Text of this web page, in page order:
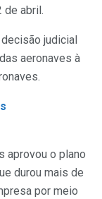
de abril.
judicial
aeronaves à
aprovou o plano
durou mais de
por meio